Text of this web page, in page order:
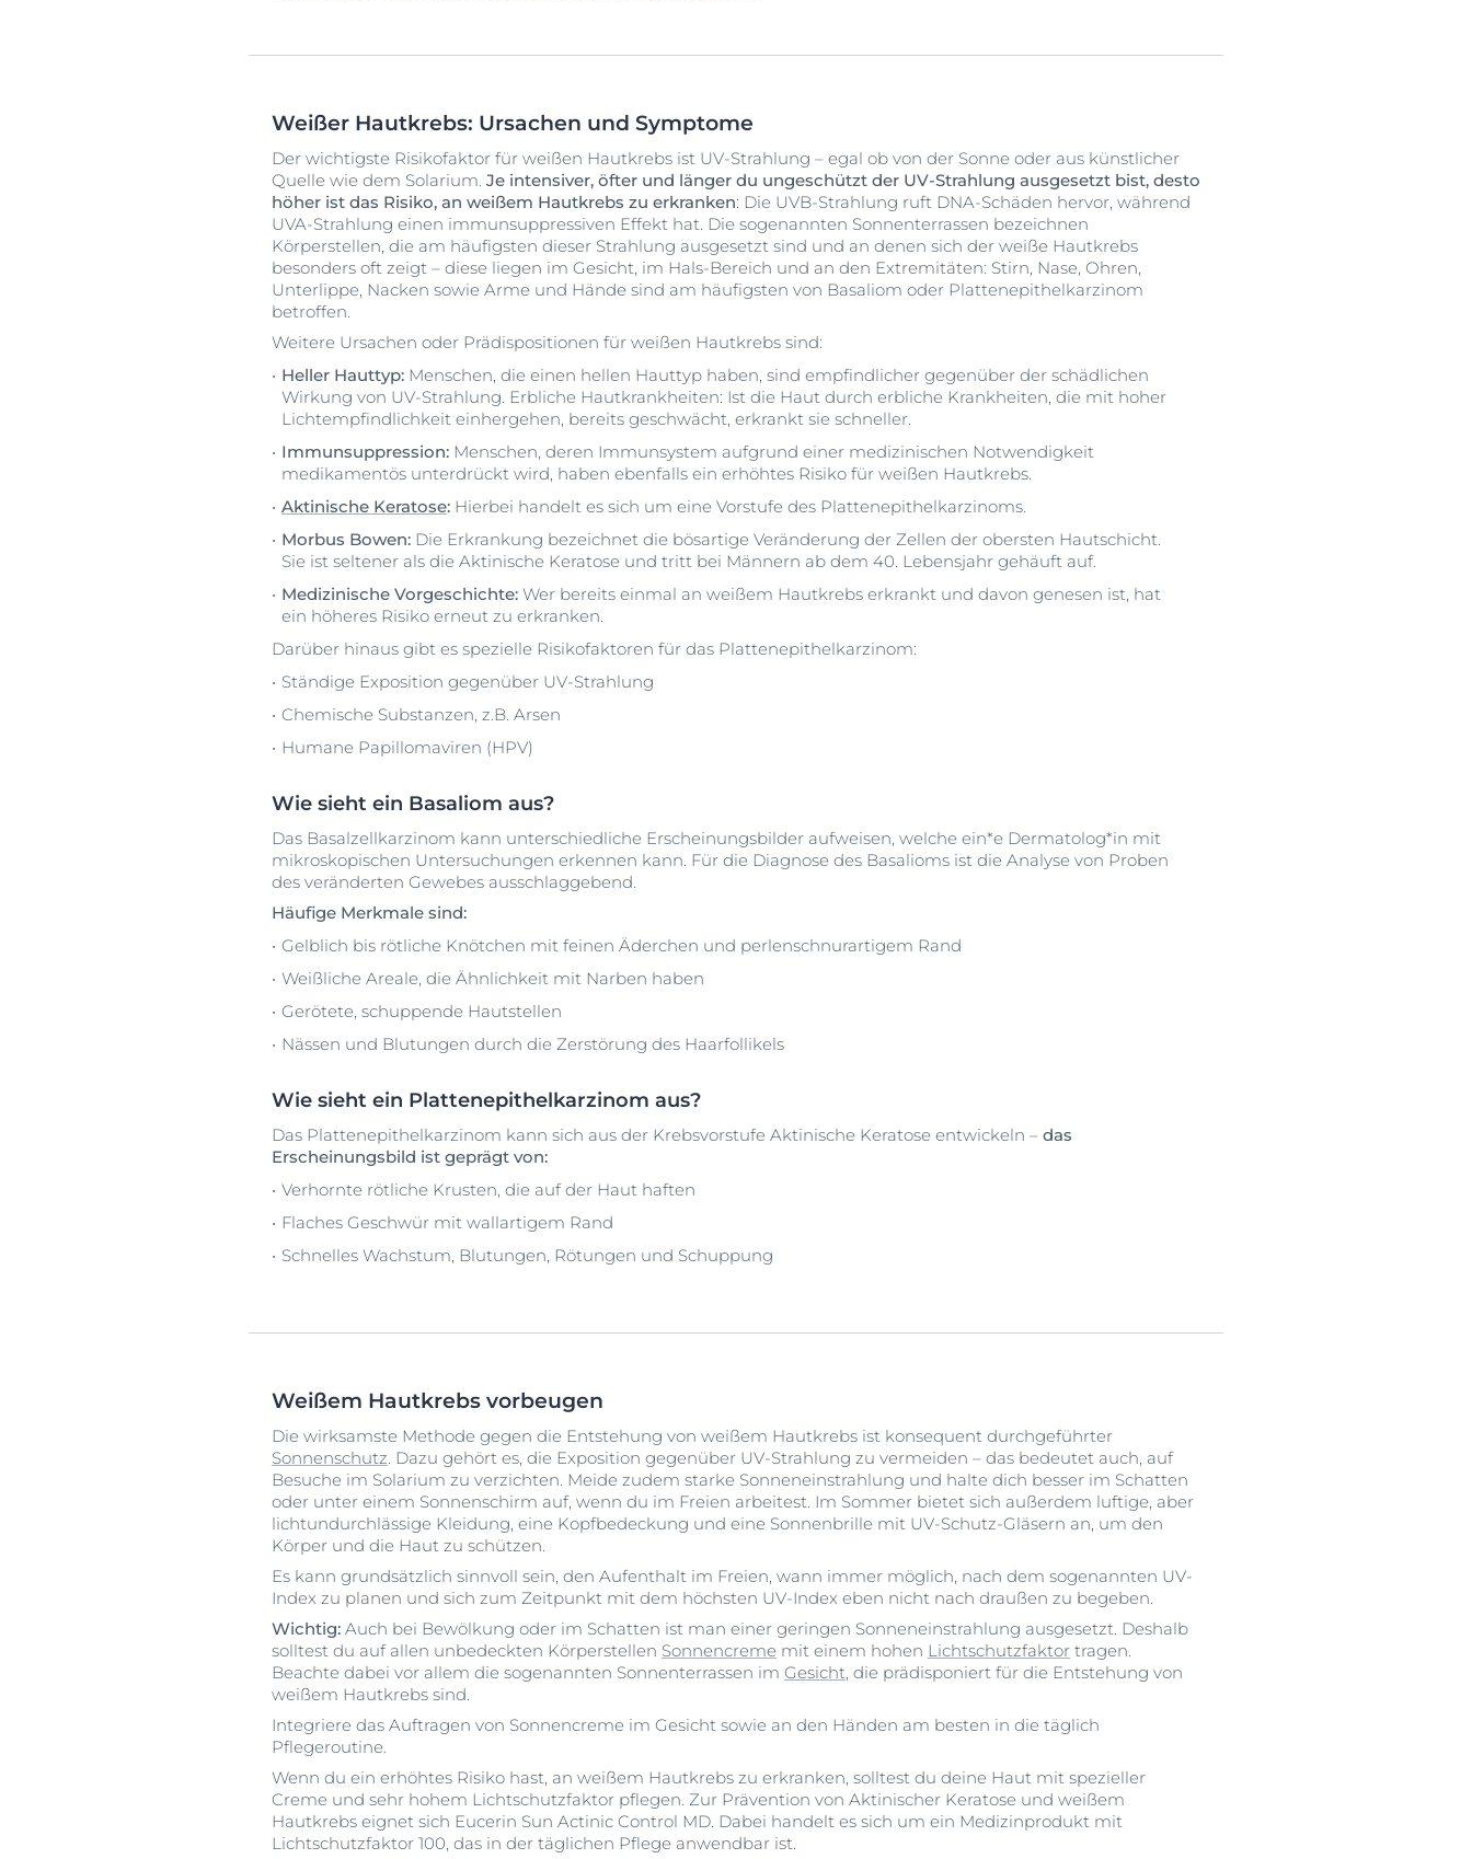
Weißer Hautkrebs: Ursachen und Symptome
Der wichtigste Risikofaktor für weißen Hautkrebs ist UV-Strahlung – egal ob von der Sonne oder aus künstlicher
Quelle wie dem Solarium. Je intensiver, öfter und länger du ungeschützt der UV-Strahlung ausgesetzt bist, desto
höher ist das Risiko, an weißem Hautkrebs zu erkranken: Die UVB-Strahlung ruft DNA-Schäden hervor, während
UVA-Strahlung einen immunsuppressiven Effekt hat. Die sogenannten Sonnenterrassen bezeichnen
Körperstellen, die am häufigsten dieser Strahlung ausgesetzt sind und an denen sich der weiße Hautkrebs
besonders oft zeigt – diese liegen im Gesicht, im Hals-Bereich und an den Extremitäten: Stirn, Nase, Ohren,
Unterlippe, Nacken sowie Arme und Hände sind am häufigsten von Basaliom oder Plattenepithelkarzinom
betroffen.
Weitere Ursachen oder Prädispositionen für weißen Hautkrebs sind:
Heller Hauttyp: Menschen, die einen hellen Hauttyp haben, sind empfindlicher gegenüber der schädlichen
Wirkung von UV-Strahlung. Erbliche Hautkrankheiten: Ist die Haut durch erbliche Krankheiten, die mit hoher
Lichtempfindlichkeit einhergehen, bereits geschwächt, erkrankt sie schneller.
Immunsuppression: Menschen, deren Immunsystem aufgrund einer medizinischen Notwendigkeit
medikamentös unterdrückt wird, haben ebenfalls ein erhöhtes Risiko für weißen Hautkrebs.
Aktinische Keratose: Hierbei handelt es sich um eine Vorstufe des Plattenepithelkarzinoms.
Morbus Bowen: Die Erkrankung bezeichnet die bösartige Veränderung der Zellen der obersten Hautschicht.
Sie ist seltener als die Aktinische Keratose und tritt bei Männern ab dem 40. Lebensjahr gehäuft auf.
Medizinische Vorgeschichte: Wer bereits einmal an weißem Hautkrebs erkrankt und davon genesen ist, hat
ein höheres Risiko erneut zu erkranken.
Darüber hinaus gibt es spezielle Risikofaktoren für das Plattenepithelkarzinom:
Ständige Exposition gegenüber UV-Strahlung
Chemische Substanzen, z.B. Arsen
Humane Papillomaviren (HPV)
Wie sieht ein Basaliom aus?
Das Basalzellkarzinom kann unterschiedliche Erscheinungsbilder aufweisen, welche ein*e Dermatolog*in mit
mikroskopischen Untersuchungen erkennen kann. Für die Diagnose des Basalioms ist die Analyse von Proben
des veränderten Gewebes ausschlaggebend.
Häufige Merkmale sind:
Gelblich bis rötliche Knötchen mit feinen Äderchen und perlenschnurartigem Rand
Weißliche Areale, die Ähnlichkeit mit Narben haben
Gerötete, schuppende Hautstellen
Nässen und Blutungen durch die Zerstörung des Haarfollikels
Wie sieht ein Plattenepithelkarzinom aus?
Das Plattenepithelkarzinom kann sich aus der Krebsvorstufe Aktinische Keratose entwickeln – das
Erscheinungsbild ist geprägt von:
Verhornte rötliche Krusten, die auf der Haut haften
Flaches Geschwür mit wallartigem Rand
Schnelles Wachstum, Blutungen, Rötungen und Schuppung
Weißem Hautkrebs vorbeugen
Die wirksamste Methode gegen die Entstehung von weißem Hautkrebs ist konsequent durchgeführter
Sonnenschutz . Dazu gehört es, die Exposition gegenüber UV-Strahlung zu vermeiden – das bedeutet auch, auf
Besuche im Solarium zu verzichten. Meide zudem starke Sonneneinstrahlung und halte dich besser im Schatten
oder unter einem Sonnenschirm auf, wenn du im Freien arbeitest. Im Sommer bietet sich außerdem luftige, aber
lichtundurchlässige Kleidung, eine Kopfbedeckung und eine Sonnenbrille mit UV-Schutz-Gläsern an, um den
Körper und die Haut zu schützen.
Es kann grundsätzlich sinnvoll sein, den Aufenthalt im Freien, wann immer möglich, nach dem sogenannten UV-
Index zu planen und sich zum Zeitpunkt mit dem höchsten UV-Index eben nicht nach draußen zu begeben.
Wichtig: Auch bei Bewölkung oder im Schatten ist man einer geringen Sonneneinstrahlung ausgesetzt. Deshalb
solltest du auf allen unbedeckten Körperstellen Sonnencreme mit einem hohen Lichtschutzfaktor tragen.
Beachte dabei vor allem die sogenannten Sonnenterrassen im Gesicht , die prädisponiert für die Entstehung von
weißem Hautkrebs sind.
Integriere das Auftragen von Sonnencreme im Gesicht sowie an den Händen am besten in die täglich
Pflegeroutine.
Wenn du ein erhöhtes Risiko hast, an weißem Hautkrebs zu erkranken, solltest du deine Haut mit spezieller
Creme und sehr hohem Lichtschutzfaktor pflegen. Zur Prävention von Aktinischer Keratose und weißem
Hautkrebs eignet sich Eucerin Sun Actinic Control MD. Dabei handelt es sich um ein Medizinprodukt mit
Lichtschutzfaktor 100, das in der täglichen Pflege anwendbar ist.